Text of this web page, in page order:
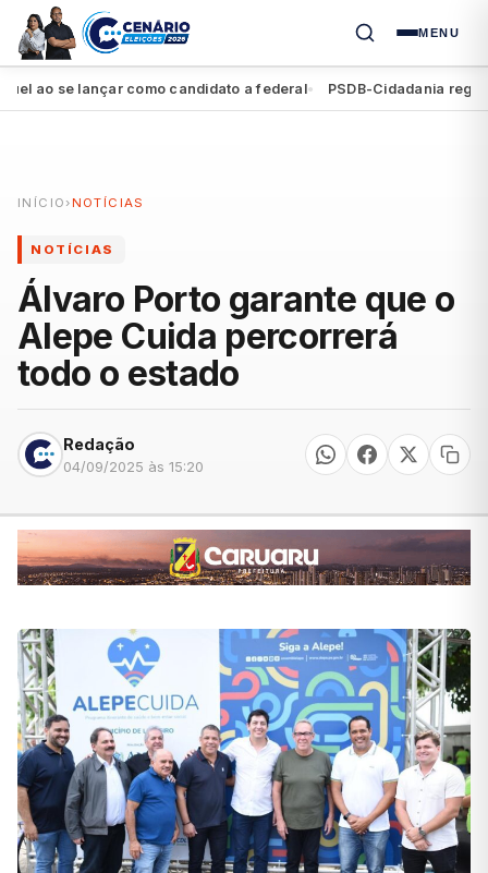
MENU
se lançar como candidato a federal● PSDB-Cidadania registra
INÍCIO › NOTÍCIAS
NOTÍCIAS
Álvaro Porto garante que o
Alepe Cuida percorrerá
todo o estado
Redação
04/09/2025 às 15:20